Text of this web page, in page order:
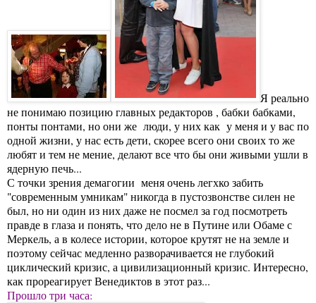
Я реально
не понимаю позицию главных редакторов , бабки бабками,
понты понтами, но они же люди, у них как у меня и у вас по
одной жизни, у нас есть дети, скорее всего они своих то же
любят и тем не мение, делают все что бы они живыми ушли в
ядерную печь...
С точки зрения демагогии меня очень легхко забить
"современным умникам" никогда в пустозвонстве силен не
был, но ни один из них даже не посмел за год посмотреть
правде в глаза и понять, что дело не в Путине или Обаме с
Меркель, а в колесе истории, которое крутят не на земле и
поэтому сейчас медленно разворачивается не глубокий
циклический кризис, а цивилизационный кризис. Интересно,
как прореагирует Венедиктов в этот раз...
Прошло три часа: